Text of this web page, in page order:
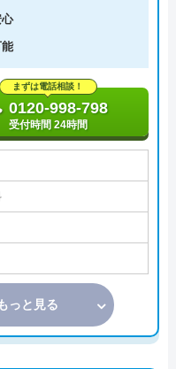
まずは電話相談！
0120-998-798
受付時間 24時間
っと見る